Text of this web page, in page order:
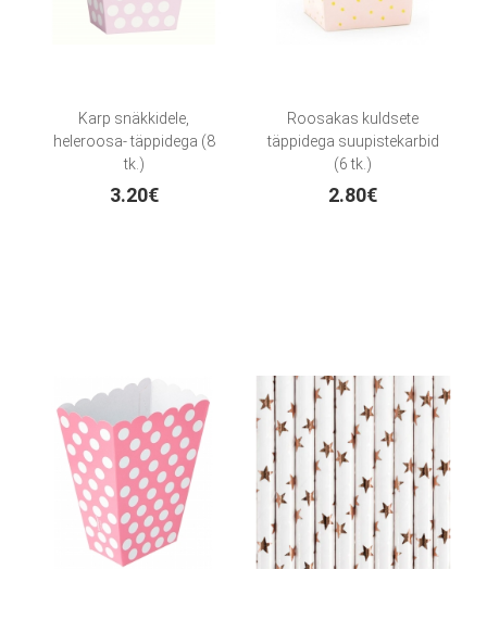
Karp snäkkidele,
heleroosa- täppidega (8
tk.)
3.20€
Roosakas kuldsete
täppidega suupistekarbid
(6 tk.)
2.80€